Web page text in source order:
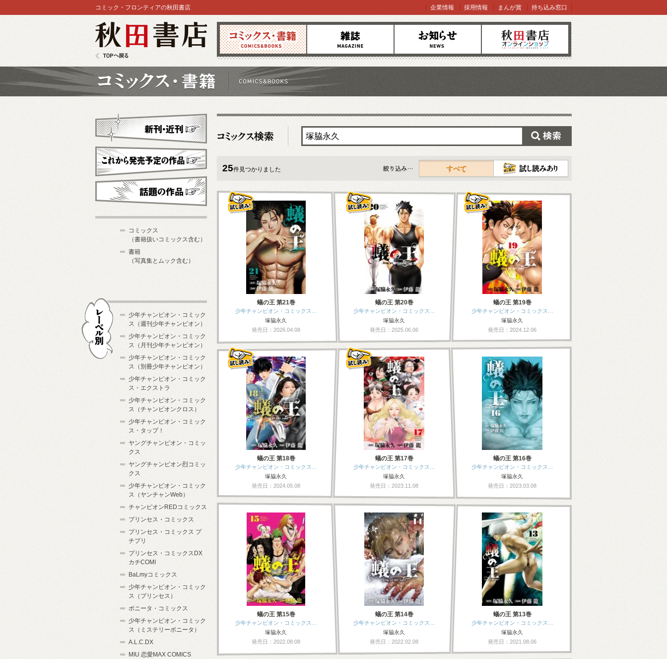
コミックス 雑誌 お知らせ オンラインショップ
コミック・フロンティアの秋田書店 企業情報 採用情報 まんが賞 持ち込み窓口
25件見つかりました
すべて
蟻の王 第21巻
少年チャンピオン・コミックス…
塚脇永久
発売日：2026.04.08
蟻の王 第20巻
少年チャンピオン・コミックス…
塚脇永久
発売日：2025.06.06
蟻の王 第19巻
少年チャンピオン・コミックス…
塚脇永久
発売日：2024.12.06
蟻の王 第18巻
少年チャンピオン・コミックス…
塚脇永久
発売日：2024.05.08
蟻の王 第17巻
少年チャンピオン・コミックス…
塚脇永久
発売日：2023.11.08
蟻の王 第16巻
少年チャンピオン・コミックス…
塚脇永久
発売日：2023.03.08
蟻の王 第15巻
少年チャンピオン・コミックス…
塚脇永久
発売日：2022.08.08
蟻の王 第14巻
少年チャンピオン・コミックス…
塚脇永久
発売日：2022.02.08
蟻の王 第13巻
少年チャンピオン・コミックス…
塚脇永久
発売日：2021.08.06
新刊・近刊
これから発売予定
コミックス
（書籍扱いコミックス含む）
書籍
（写真集とムック含む）
少年チャンピオン・コミック
ス（週刊少年チャンピオン）
少年チャンピオン・コミック
ス（月刊少年チャンピオン）
少年チャンピオン・コミック
ス（別冊少年チャンピオン）
少年チャンピオン・コミック
ス・エクストラ
少年チャンピオン・コミック
ス（チャンピオンクロス）
少年チャンピオン・コミック
ス・タップ！
ヤングチャンピオン・コミッ
クス
ヤングチャンピオン烈コミッ
クス
少年チャンピオン・コミック
ス（ヤンチャンWeb）
チャンピオンREDコミックス
プリンセス・コミックス
プリンセス・コミックス プ
チプリ
プリンセス・コミックスDX
カチCOMI
BaLmyコミックス
少年チャンピオン・コミック
ス（プリンセス）
ボニータ・コミックス
少年チャンピオン・コミック
ス（ミステリーボニータ）
A.L.C.DX
MIU 恋愛MAX COMICS